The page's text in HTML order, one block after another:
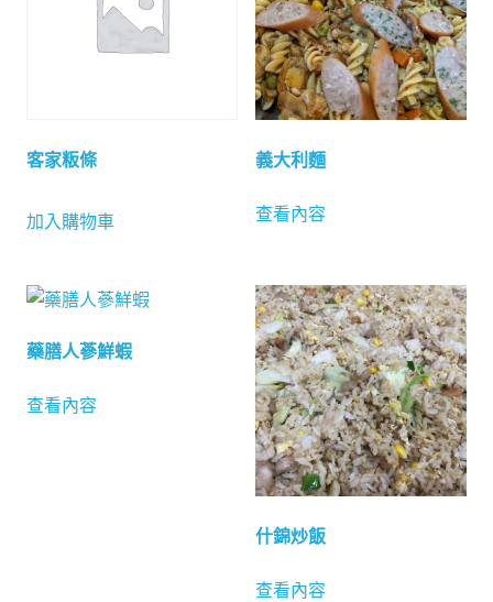
客家粄條
加入購物車
義大利麵
查看內容
藥膳人蔘鮮蝦
查看內容
什錦炒飯
查看內容